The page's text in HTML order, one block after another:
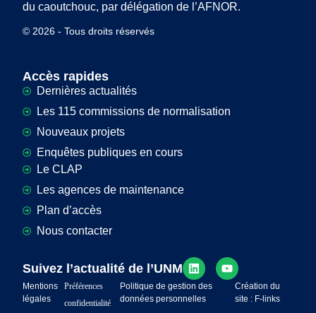
du caoutchouc, par délégation de l’AFNOR.
© 2026 - Tous droits réservés
Accès rapides
Dernières actualités
Les 115 commissions de normalisation
Nouveaux projets
Enquêtes publiques en cours
Le CLAP
Les agences de maintenance
Plan d’accès
Nous contacter
Suivez l’actualité de l’UNM
Mentions
légales
Préférences
confidentialité
Politique de gestion des
données personnelles
Création du
site : F-links